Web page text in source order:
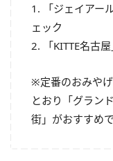
1. 「ジェイアー
ェック
2. 「KITTE名古
※定番のおみや
とおり「グラン
街」がおすすめ